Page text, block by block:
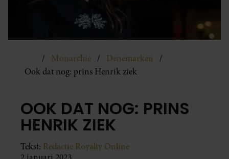
Monarchie
Denemarken
Ook dat nog: prins Henrik ziek
OOK DAT NOG: PRINS
HENRIK ZIEK
Tekst: Redactie Royalty Online